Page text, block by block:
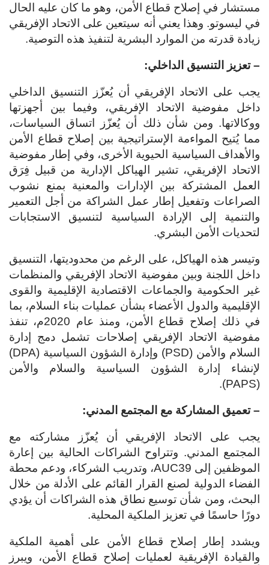
مستشار في إصلاح قطاع الأمن، وهو ما كان عليه الحال
في ليسوتو. وهذا يعني أنه سيتعين على الاتحاد الإفريقي
زيادة قدرته من الموارد البشرية لتنفيذ هذه التوصية.
– تعزيز التنسيق الداخلي:
يجب على الاتحاد الإفريقي أن يُعزّز التنسيق الداخلي
داخل مفوضية الاتحاد الإفريقي، وفيما بين أجهزتها
ووكالاتها. ومن شأن ذلك أن يُعزّز اتساق السياسات،
مما يُتيح المواءمة الإستراتيجية بين إصلاح قطاع الأمن
والأهداف السياسية الحيوية الأخرى، وفي إطار مفوضية
الاتحاد الإفريقي، تشير الهياكل الإدارية من قبيل فِرَق
العمل المشتركة بين الإدارات والمعنية بمنع نشوب
الصراعات وتفعيل إطار عمل الشراكة من أجل التعمير
والتنمية إلى الإرادة السياسية لتنسيق الاستجابات
لتحديات الأمن البشري.
وتيسر هذه الهياكل، على الرغم من محدوديتها، التنسيق
داخل اللجنة وبين مفوضية الاتحاد الإفريقي والمنظمات
غير الحكومية والجماعات الاقتصادية الإقليمية والقوى
الإقليمية والدول الأعضاء بشأن عمليات بناء السلام، بما
في ذلك إصلاح قطاع الأمن، ومنذ عام 2020م، تنفذ
مفوضية الاتحاد الإفريقي إصلاحات تشمل دمج إدارة
السلام والأمن (PSD) وإدارة الشؤون السياسية (DPA)
لإنشاء إدارة الشؤون السياسية والسلام والأمن
(PAPS).
– تعميق المشاركة مع المجتمع المدني:
يجب على الاتحاد الإفريقي أن يُعزّز مشاركته مع
المجتمع المدني. وتتراوح الشراكات الحالية بين إعارة
الموظفين إلى AUC39، وتدريب الشركاء، ودعم محطة
الفضاء الدولية لصنع القرار القائم على الأدلة من خلال
البحث، ومن شأن توسيع نطاق هذه الشراكات أن يؤدي
دورًا حاسمًا في تعزيز الملكية المحلية.
ويشدد إطار إصلاح قطاع الأمن على أهمية الملكية
والقيادة الإفريقية لعمليات إصلاح قطاع الأمن، ويبرز